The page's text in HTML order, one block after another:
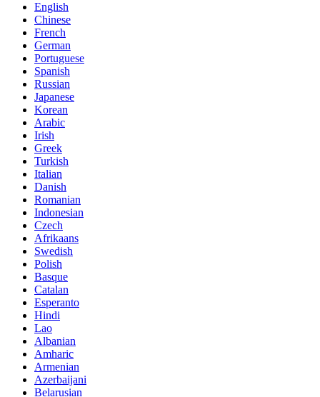
English
Chinese
French
German
Portuguese
Spanish
Russian
Japanese
Korean
Arabic
Irish
Greek
Turkish
Italian
Danish
Romanian
Indonesian
Czech
Afrikaans
Swedish
Polish
Basque
Catalan
Esperanto
Hindi
Lao
Albanian
Amharic
Armenian
Azerbaijani
Belarusian